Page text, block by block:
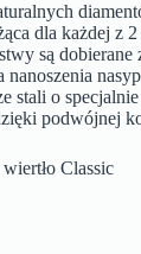
dla każdej z
są
stali o
podwójnej
Classic